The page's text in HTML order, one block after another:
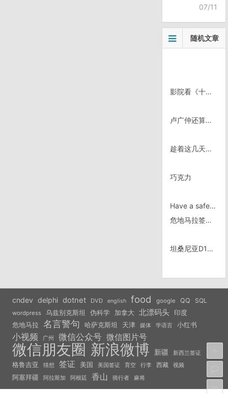
07/11
随机文章
影院看《十面埋伏》
卢广仲还算年度最佳新人阿？
趁着这几天闲着，处理几张图片
巧克力
Have a safe trip.
危地马拉签证明天再来｜骑行墨西哥
坦桑尼亚D16/0813，Maswa禁猎区边上
cndev delphi dotnet DVD english food google QQ SQL
wordpress 乌兹别克斯坦 伪科学 加拿大 北漂码头 印度
危地马拉 名言警句 哈萨克斯坦 天津 媒体 学语言 小红书
小视频 广州 微信公众号 微信图片号
微信朋友圈 新浪微博 新疆 新西兰签证
格鲁吉亚 猜想 签证 美国 美国签证 育空 行李 西藏 视频
阿塞拜疆 阿拉斯加 阿根廷 香山 骑行者 麻将